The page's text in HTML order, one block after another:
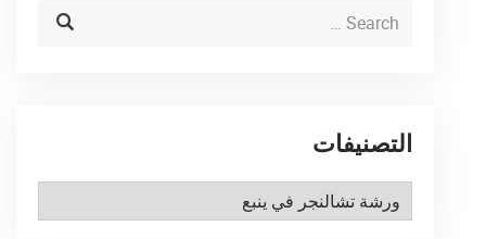
التصنيفات
التصنيفات